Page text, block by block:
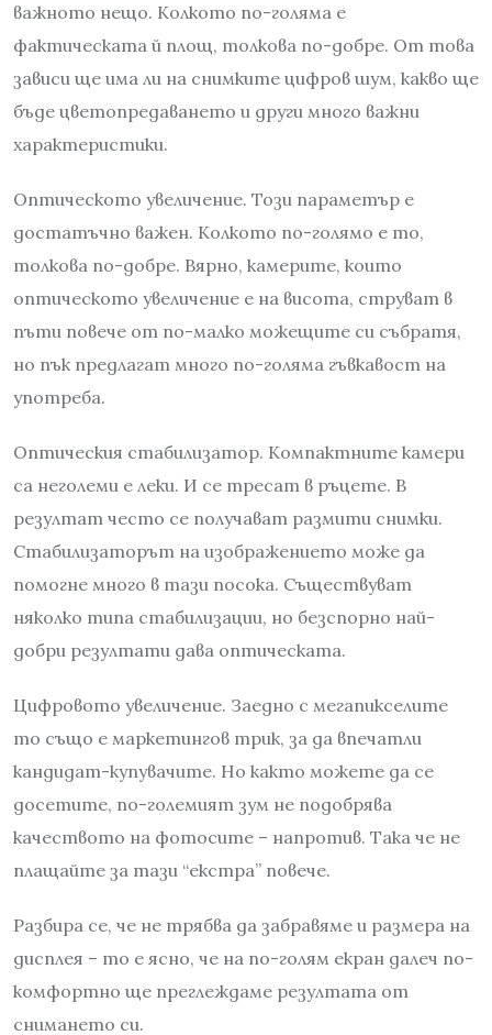
важното нещо. Колкото по-голяма е
фактическата й площ, толкова по-добре. От това
зависи ще има ли на снимките цифров шум, какво ще
бъде цветопредаването и други много важни
характеристики.
Оптическото увеличение. Този параметър е
достатъчно важен. Колкото по-голямо е то,
толкова по-добре. Вярно, камерите, които
оптическото увеличение е на висота, струват в
пъти повече от по-малко можещите си събратя,
но пък предлагат много по-голяма гъвкавост на
употреба.
Оптическия стабилизатор. Компактните камери
са неголеми е леки. И се тресат в ръцете. В
резултат често се получават размити снимки.
Стабилизаторът на изображението може да
помогне много в тази посока. Съществуват
няколко типа стабилизации, но безспорно най-
добри резултати дава оптическата.
Цифровото увеличение. Заедно с мегапикселите
то също е маркетингов трик, за да впечатли
кандидат-купувачите. Но както можете да се
досетите, по-големият зум не подобрява
качеството на фотосите – напротив. Така че не
плащайте за тази “екстра” повече.
Разбира се, че не трябва да забравяме и размера на
дисплея – то е ясно, че на по-голям екран далеч по-
комфортно ще преглеждаме резултата от
снимането си.